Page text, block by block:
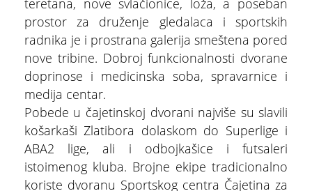
teretana, nove svlačionice, loža, a poseban
prostor za druženje gledalaca i sportskih
radnika je i prostrana galerija smeštena pored
nove tribine. Dobroj funkcionalnosti dvorane
doprinose i medicinska soba, spravarnice i
medija centar.
Pobede u čajetinskoj dvorani najviše su slavili
košarkaši Zlatibora dolaskom do Superlige i
ABA2 lige, ali i odbojkašice i futsaleri
istoimenog kluba. Brojne ekipe tradicionalno
koriste dvoranu Sportskog centra Čajetina za
VIDETI FEATURED
Multimedijalna fontana